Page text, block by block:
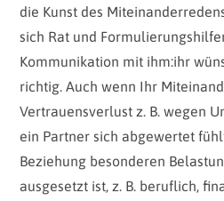
die Kunst des
sich Rat und
Kommunikation mit ihm:ihr
richtig. Auch wenn Ihr
Vertrauensverlust z. B. wegen
ein Partner sich abgewertet
Beziehung besonderen
ausgesetzt ist, z. B. beruflich,